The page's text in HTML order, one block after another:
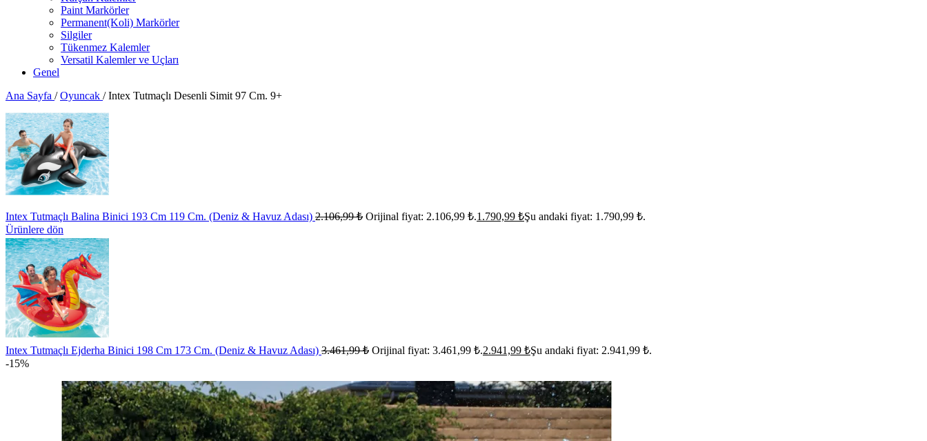
Paint Markörler
Permanent(Koli) Markörler
Silgiler
Tükenmez Kalemler
Versatil Kalemler ve Uçları
Genel
Ana Sayfa / Oyuncak / Intex Tutmaçlı Desenli Simit 97 Cm. 9+
Intex Tutmaçlı Balina Binici 193 Cm 119 Cm. (Deniz & Havuz Adası) 2.106,99₺ Orijinal fiyat: 2.106,99 ₺.1.790,99 ₺Şu andaki fiyat: 1.790,99 ₺.
Ürünlere dön
Intex Tutmaçlı Ejderha Binici 198 Cm 173 Cm. (Deniz & Havuz Adası) 3.461,99₺ Orijinal fiyat: 3.461,99 ₺.2.941,99 ₺Şu andaki fiyat: 2.941,99 ₺.
-15%